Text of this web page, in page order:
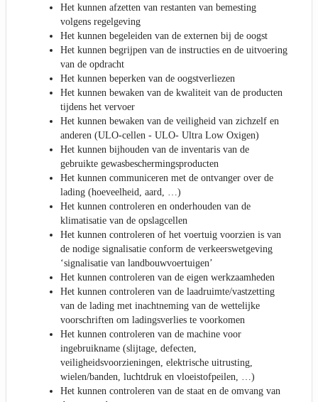
Het kunnen afzetten van restanten van bemesting
volgens regelgeving
Het kunnen begeleiden van de externen bij de oogst
Het kunnen begrijpen van de instructies en de uitvoering
van de opdracht
Het kunnen beperken van de oogstverliezen
Het kunnen bewaken van de kwaliteit van de producten
tijdens het vervoer
Het kunnen bewaken van de veiligheid van zichzelf en
anderen (ULO-cellen - ULO- Ultra Low Oxigen)
Het kunnen bijhouden van de inventaris van de
gebruikte gewasbeschermingsproducten
Het kunnen communiceren met de ontvanger over de
lading (hoeveelheid, aard, …)
Het kunnen controleren en onderhouden van de
klimatisatie van de opslagcellen
Het kunnen controleren of het voertuig voorzien is van
de nodige signalisatie conform de verkeerswetgeving
‘signalisatie van landbouwvoertuigen’
Het kunnen controleren van de eigen werkzaamheden
Het kunnen controleren van de laadruimte/vastzetting
van de lading met inachtneming van de wettelijke
voorschriften om ladingsverlies te voorkomen
Het kunnen controleren van de machine voor
ingebruikname (slijtage, defecten,
veiligheidsvoorzieningen, elektrische uitrusting,
wielen/banden, luchtdruk en vloeistofpeilen, …)
Het kunnen controleren van de staat en de omvang van